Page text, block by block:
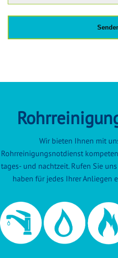
Wir bieten Ihnen mit
Rohrreinigungsnotdienst
tages- und nachtzeit. Rufen Sie
haben für jedes Ihrer Anliegen